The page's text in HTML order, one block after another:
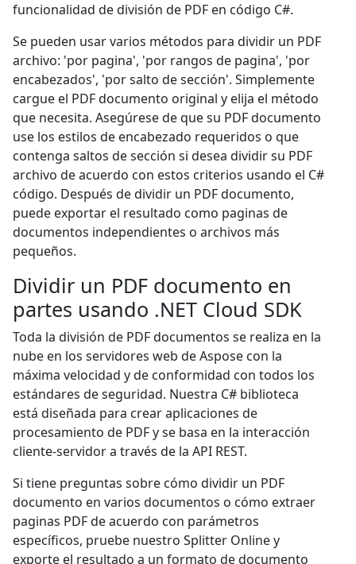
funcionalidad de división de PDF en código C#.
Se pueden usar varios métodos para dividir un PDF
archivo: 'por pagina', 'por rangos de pagina', 'por
encabezados', 'por salto de sección'. Simplemente
cargue el PDF documento original y elija el método
que necesita. Asegúrese de que su PDF documento
use los estilos de encabezado requeridos o que
contenga saltos de sección si desea dividir su PDF
archivo de acuerdo con estos criterios usando el C#
código. Después de dividir un PDF documento,
puede exportar el resultado como paginas de
documentos independientes o archivos más
pequeños.
Dividir un PDF documento en
partes usando .NET Cloud SDK
Toda la división de PDF documentos se realiza en la
nube en los servidores web de Aspose con la
máxima velocidad y de conformidad con todos los
estándares de seguridad. Nuestra C# biblioteca
está diseñada para crear aplicaciones de
procesamiento de PDF y se basa en la interacción
cliente-servidor a través de la API REST.
Si tiene preguntas sobre cómo dividir un PDF
documento en varios documentos o cómo extraer
paginas PDF de acuerdo con parámetros
específicos, pruebe nuestro Splitter Online y
exporte el resultado a un formato de documento